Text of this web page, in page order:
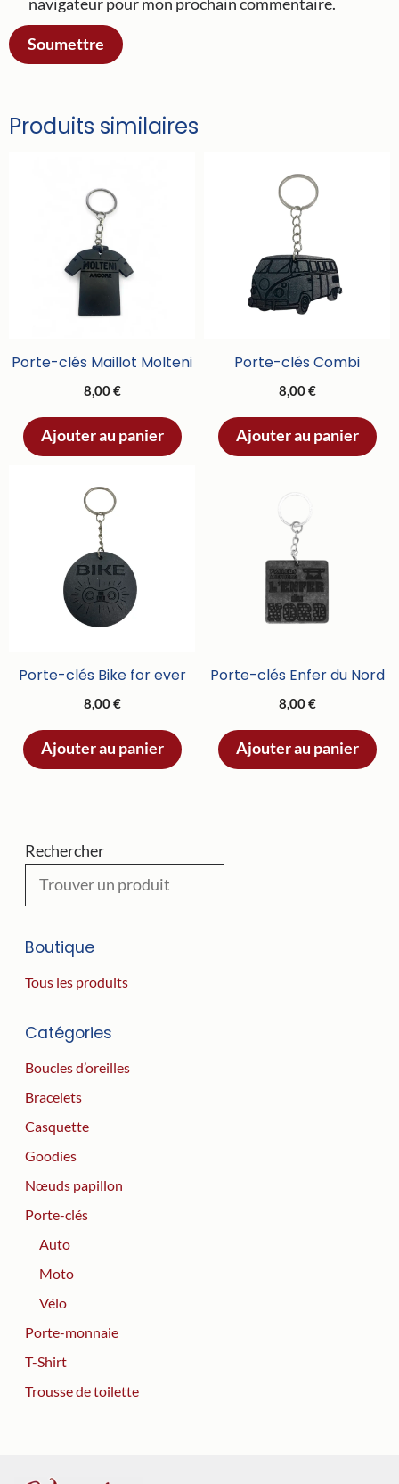
Produits similaires
Porte-clés Maillot Molteni
8,00€
Ajouter au panier
Porte-clés Combi
8,00€
Ajouter au panier
Porte-clés Bike for ever
8,00€
Ajouter au panier
Porte-clés Enfer du Nord
8,00€
Ajouter au panier
Rechercher
Boutique
Tous les produits
Catégories
Boucles d’oreilles
Bracelets
Casquette
Goodies
Nœuds papillon
Porte-clés
Auto
Moto
Vélo
Porte-monnaie
T-Shirt
Trousse de toilette